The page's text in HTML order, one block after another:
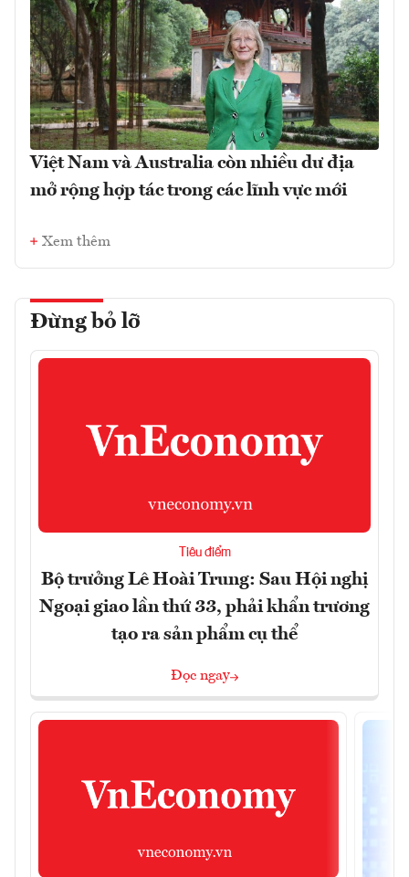
Việt Nam và Australia còn nhiều dư địa
mở rộng hợp tác trong các lĩnh vực mới
Xem thêm
Đừng bỏ lỡ
Tiêu điểm
Bộ trưởng Lê Hoài Trung: Sau Hội nghị
Ngoại giao lần thứ 33, phải khẩn trương
tạo ra sản phẩm cụ thể
Đọc ngay